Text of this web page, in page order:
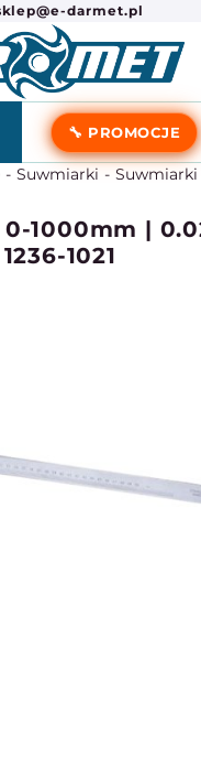
darmet.pl
🔧 PROMOCJE
Suwmiarki Suwmiarki
1000mm |
1021